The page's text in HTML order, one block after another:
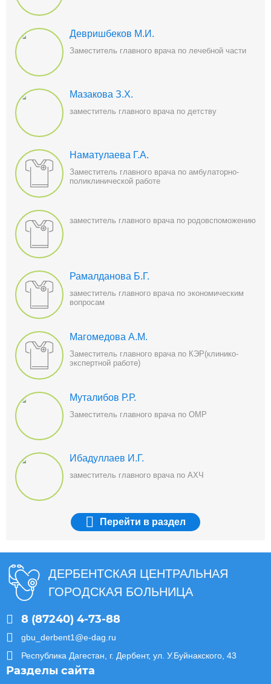
Девришбеков М.И.
Заместитель главного врача по лечебной части
Мазакова З.Х.
заместитель главного врача по детству
Наматулаева Г.А.
Заместитель главного врача по амбулаторно-
поликлинической работе
заместитель главного врача по родовспоможению
Рамалданова Б.Г.
заместитель главного врача по экономическим
вопросам
Магомедова А.М.
Заместитель главного врача по КЭР(клинико-
экспертной работе)
Муталибов Р.Р.
Заместитель главного врача по ОМР
Ибадуллаев И.Г.
заместитель главного врача по АХЧ
Перейти в раздел
ДЕРБЕНТСКАЯ ЦЕНТРАЛЬНАЯ
ГОРОДСКАЯ БОЛЬНИЦА
8 (87240) 4-73-88
gbu_derbent1@e-dag.ru
Республика Дагестан, г. Дербент, ул. У.Буйнакского, 43
Разделы сайта